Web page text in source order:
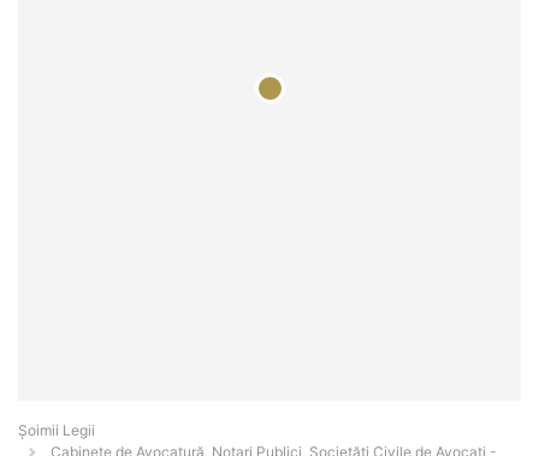
Șoimii Legii
Cabinete de Avocatură, Notari Publici, Societăți Civile de Avocați -